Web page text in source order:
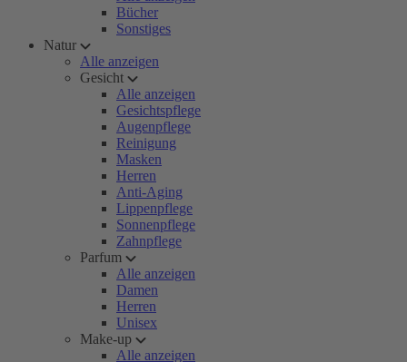
Bücher
Sonstiges
Natur
Alle anzeigen
Gesicht
Alle anzeigen
Gesichtspflege
Augenpflege
Reinigung
Masken
Herren
Anti-Aging
Lippenpflege
Sonnenpflege
Zahnpflege
Parfum
Alle anzeigen
Damen
Herren
Unisex
Make-up
Alle anzeigen